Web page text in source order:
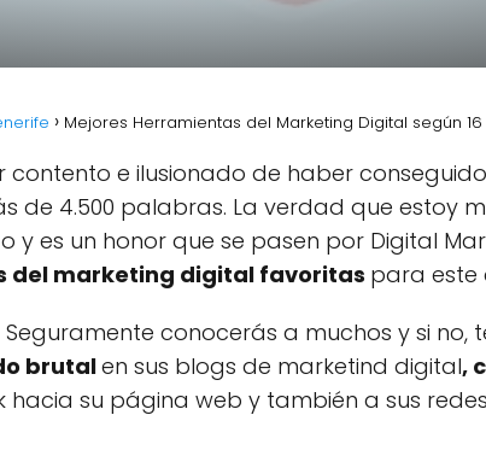
Mejores Herramientas del Marketing Digital según 16
e ilusionado de haber
de 4.500 palabras. La verdad que estoy
es un honor que se pasen por Digital
del marketing digital favoritas para este
conocerás a muchos y si no,
brutalen sus blogs de marketind digital,
hacia su página web y también a sus